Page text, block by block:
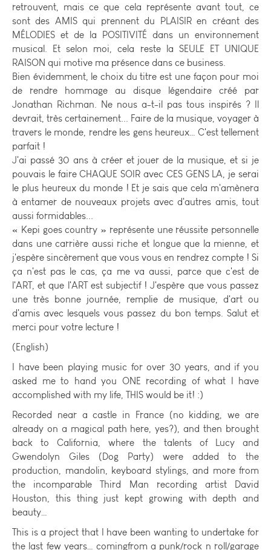
retrouvent, mais ce que cela représente avant tout, ce
sont des AMIS qui prennent du PLAISIR en créant des
MÉLODIES et de la POSITIVITÉ dans un environnement
musical. Et selon moi, cela reste la SEULE ET UNIQUE
RAISON qui motive ma présence dans ce business.
Bien évidemment, le choix du titre est une façon pour moi
de rendre hommage au disque légendaire créé par
Jonathan Richman. Ne nous a-t-il pas tous inspirés ? Il
devrait, très certainement... Faire de la musique, voyager à
travers le monde, rendre les gens heureux… C'est tellement
parfait !
J'ai passé 30 ans à créer et jouer de la musique, et si je
pouvais le faire CHAQUE SOIR avec CES GENS LA, je serai
le plus heureux du monde ! Et je sais que cela m'amènera
à entamer de nouveaux projets avec d'autres amis, tout
aussi formidables...
« Kepi goes country » représente une réussite personnelle
dans une carrière aussi riche et longue que la mienne, et
j'espère sincèrement que vous vous en rendrez compte ! Si
ça n'est pas le cas, ça me va aussi, parce que c'est de
l'ART, et que l'ART est subjectif ! J'espère que vous passez
une très bonne journée, remplie de musique, d'art ou
d'amis avec lesquels vous passez du bon temps. Salut et
merci pour votre lecture !
(English)
I have been playing music for over 30 years, and if you
asked me to hand you ONE recording of what I have
accomplished with my life, THIS would be it! :)
Recorded near a castle in France (no kidding, we are
already on a magical path here, yes?), and then brought
back to California, where the talents of Lucy and
Gwendolyn Giles (Dog Party) were added to the
production, mandolin, keyboard stylings, and more from
the incomparable Third Man recording artist David
Houston, this thing just kept growing with depth and
beauty…
This is a project that I have been wanting to undertake for
the last few years… comingfrom a punk/rock n roll/garage